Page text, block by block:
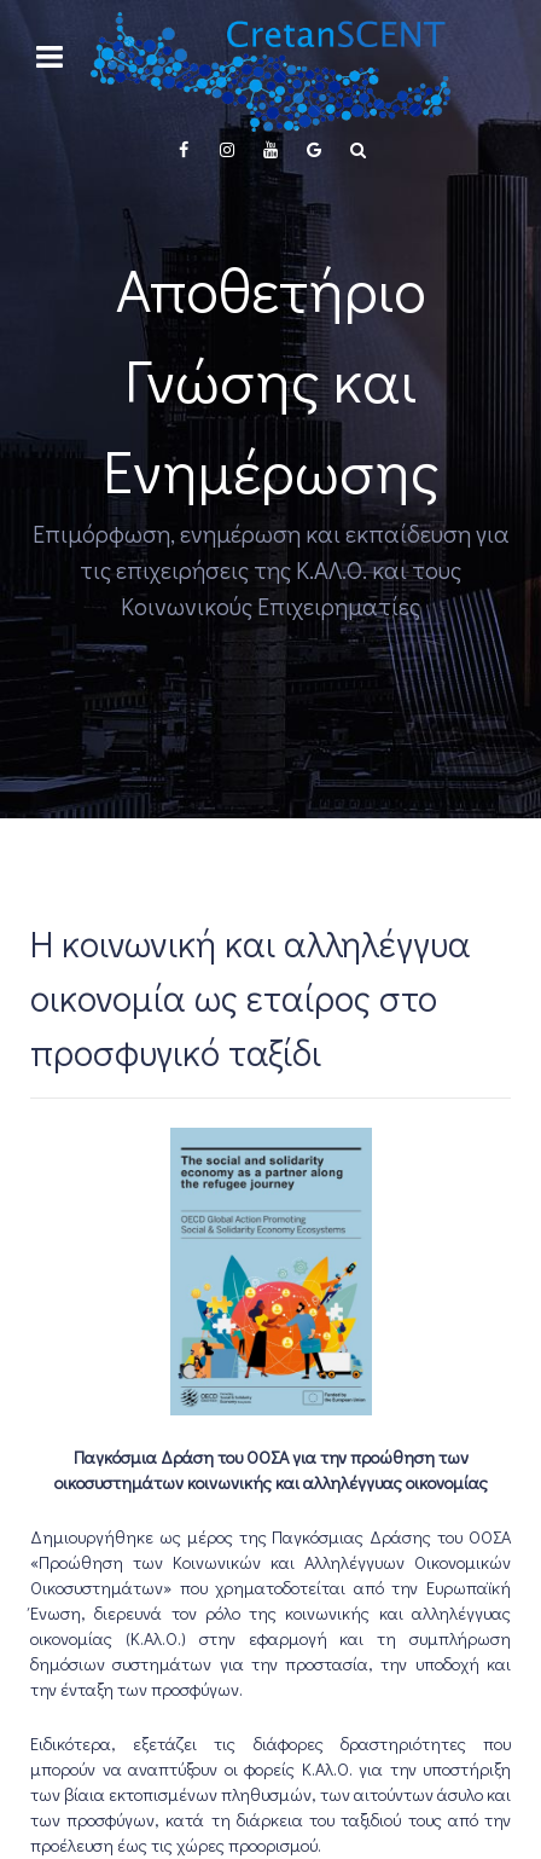
Αποθετήριο
Γνώσης και
Ενημέρωσης
Επιμόρφωση, ενημέρωση και εκπαίδευση για
τις επιχειρήσεις της Κ.ΑΛ.Ο. και τους
Κοινωνικούς Επιχειρηματίες
Η κοινωνική και αλληλέγγυα
οικονομία ως εταίρος στο
προσφυγικό ταξίδι
Παγκόσμια Δράση του ΟΟΣΑ για την προώθηση των
οικοσυστημάτων κοινωνικής και αλληλέγγυας οικονομίας
Δημιουργήθηκε ως μέρος της Παγκόσμιας Δράσης του ΟΟΣΑ
«Προώθηση των Κοινωνικών και Αλληλέγγυων Οικονομικών
Οικοσυστημάτων» που χρηματοδοτείται από την Ευρωπαϊκή
Ένωση, διερευνά τον ρόλο της κοινωνικής και αλληλέγγυας
οικονομίας (Κ.Αλ.Ο.) στην εφαρμογή και τη συμπλήρωση
δημόσιων συστημάτων για την προστασία, την υποδοχή και
την ένταξη των προσφύγων.
Ειδικότερα, εξετάζει τις διάφορες δραστηριότητες που
μπορούν να αναπτύξουν οι φορείς Κ.Αλ.Ο. για την υποστήριξη
των βίαια εκτοπισμένων πληθυσμών, των αιτούντων άσυλο και
των προσφύγων, κατά τη διάρκεια του ταξιδιού τους από την
προέλευση έως τις χώρες προορισμού.